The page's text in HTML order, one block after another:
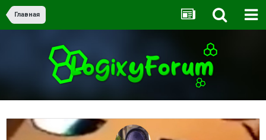
Главная